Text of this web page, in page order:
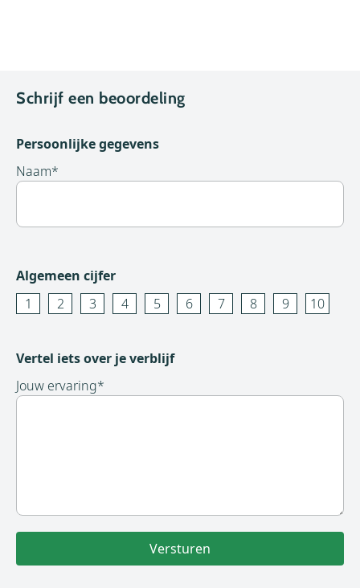
Schrijf een beoordeling
Persoonlijke gegevens
Naam*
Algemeen cijfer
1
2 3 4 5 6 7 8 9 10
Vertel iets over je verblijf
Jouw ervaring*
Versturen